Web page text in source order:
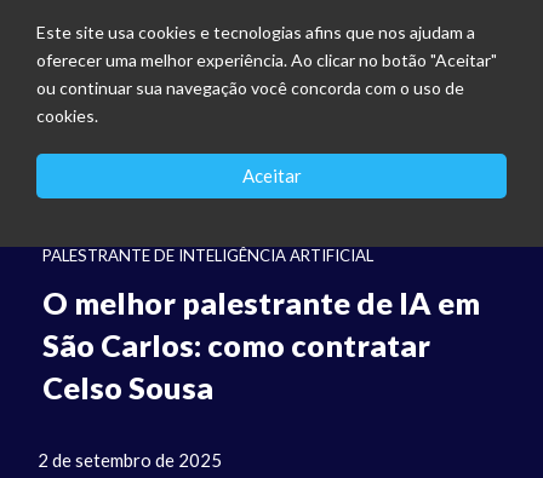
Este site usa cookies e tecnologias afins que nos ajudam a
oferecer uma melhor experiência. Ao clicar no botão "Aceitar"
ou continuar sua navegação você concorda com o uso de
cookies.
Aceitar
PALESTRANTE DE INTELIGÊNCIA ARTIFICIAL
O melhor palestrante de IA em
São Carlos: como contratar
Celso Sousa
2 de setembro de 2025